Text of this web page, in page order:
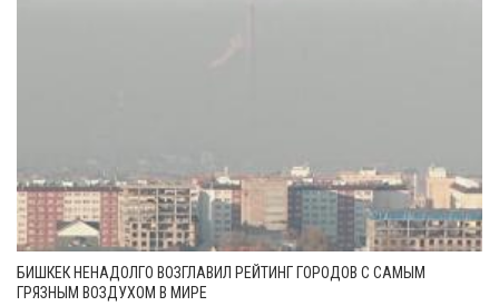
БИШКЕК НЕНАДОЛГО ВОЗГЛАВИЛ РЕЙТИНГ ГОРОДОВ С САМЫМ
ГРЯЗНЫМ ВОЗДУХОМ В МИРЕ